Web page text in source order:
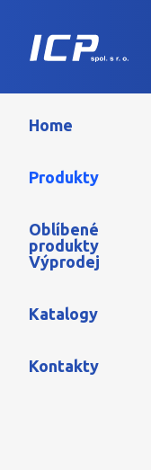
Home
Produkty
Oblíbené
produkty
Výprodej
Katalogy
Kontakty